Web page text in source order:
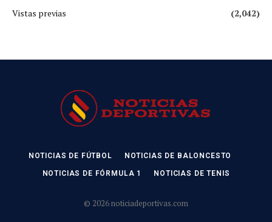
Vistas previas
(2,042)
NOTICIAS DE FÚTBOL NOTICIAS DE BALONCESTO
NOTICIAS DE FÓRMULA 1 NOTICIAS DE TENIS
© 2026 noticiadeportivas.com